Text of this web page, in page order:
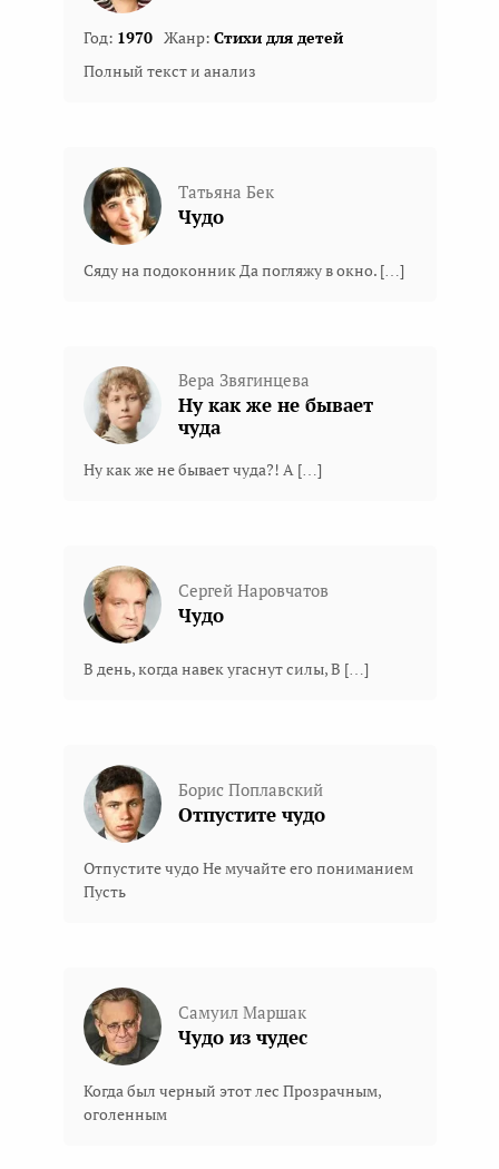
Год: 1970 Жанр: Стихи для детей
Полный текст и анализ
Татьяна Бек
Чудо
Сяду на подоконник Да погляжу в окно. […]
Вера Звягинцева
Ну как же не бывает
чуда
Ну как же не бывает чуда?! А […]
Сергей Наровчатов
Чудо
В день, когда навек угаснут силы, В […]
Борис Поплавский
Отпустите чудо
Отпустите чудо Не мучайте его пониманием
Пусть
Самуил Маршак
Чудо из чудес
Когда был черный этот лес Прозрачным,
оголенным